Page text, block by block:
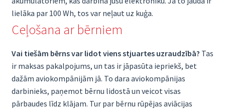
lielāka par 100 Wh, tos var neļaut uz kuģa.
Ceļošana ar bērniem
Vai tiešām bērns var lidot viens stjuartes uzraudzībā? Tas
ir maksas pakalpojums, un tas ir jāpasūta iepriekš, bet
dažām aviokompānijām jā. To dara aviokompānijas
darbinieks, paņemot bērnu lidostā un veicot visas
pārbaudes līdz klājam. Tur par bērnu rūpējas aviācijas